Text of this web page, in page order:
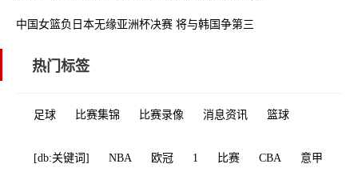
中国女篮负日本无缘亚洲杯决赛 将与韩国争第三
热门标签
足球 比赛集锦 比赛录像 消息资讯 篮球
[db:关键词] NBA 欧冠 1 比赛 CBA 意甲